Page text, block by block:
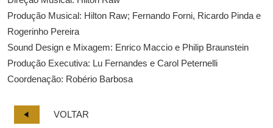
Produção Musical: Hilton Raw; Fernando Forni, Ricardo Pinda e
Rogerinho Pereira
Sound Design e Mixagem: Enrico Maccio e Philip Braunstein
Produção Executiva: Lu Fernandes e Carol Peternelli
Coordenação: Robério Barbosa
VOLTAR